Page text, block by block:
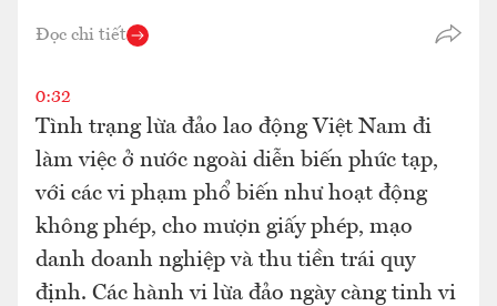
Đọc chi tiết
0:32
Tình trạng lừa đảo lao động Việt Nam đi
làm việc ở nước ngoài diễn biến phức tạp,
với các vi phạm phổ biến như hoạt động
không phép, cho mượn giấy phép, mạo
danh doanh nghiệp và thu tiền trái quy
định. Các hành vi lừa đảo ngày càng tinh vi